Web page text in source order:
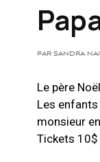
PAR SANDRA
Le père
Les
monsieur
Tickets 10$